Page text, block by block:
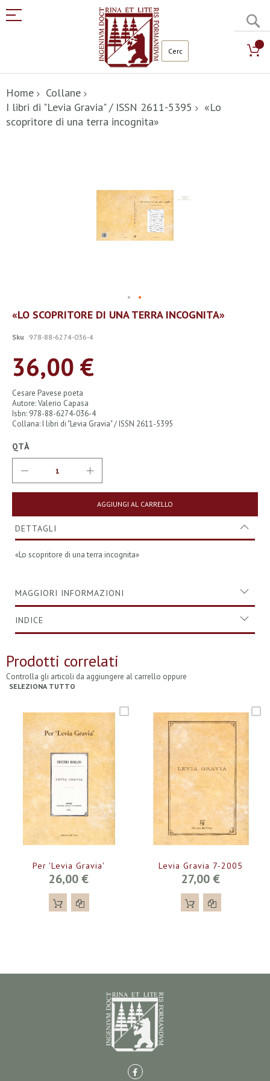
al
contenuto
Home
Collane
I libri di "Levia Gravia" / ISSN 2611-5395
«Lo
scopritore di una terra incognita»
Vai
all'inizio
galleria
immagini
«LO SCOPRITORE DI UNA TERRA INCOGNITA»
Sku 978-88-6274-036-4
36,00 €
Cesare Pavese poeta
Autore: Valerio Capasa
Isbn: 978-88-6274-036-4
Collana: I libri di "Levia Gravia" / ISSN 2611-5395
QTÀ
AGGIUNGI AL CARRELLO
DETTAGLI
«Lo scopritore di una terra incognita»
MAGGIORI INFORMAZIONI
INDICE
Prodotti correlati
Controlla gli articoli da aggiungere al carrello oppure
SELEZIONA TUTTO
Per 'Levia Gravia'
26,00 €
Levia Gravia 7-2005
27,00 €